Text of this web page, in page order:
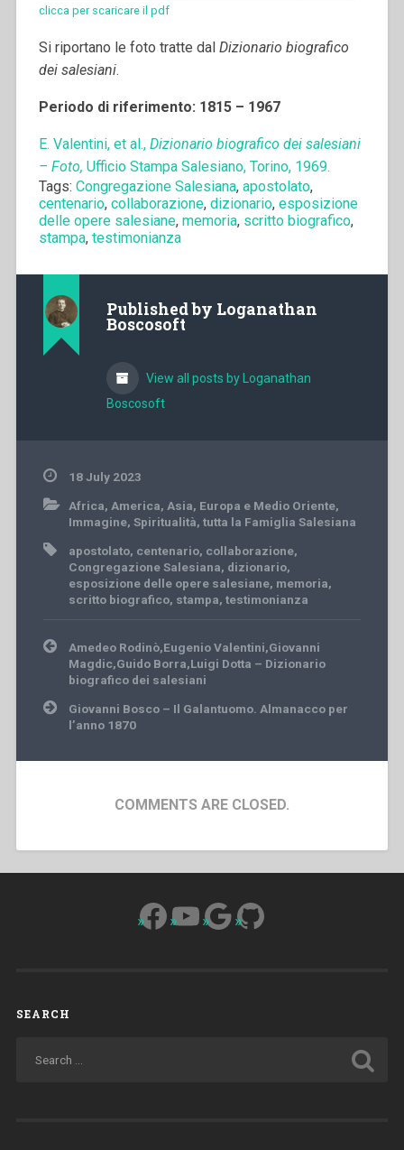
clicca per scaricare il pdf
Si riportano le foto tratte dal Dizionario biografico
dei salesiani.
Periodo di riferimento: 1815 – 1967
E. Valentini, et al., Dizionario biografico dei salesiani
– Foto, Ufficio Stampa Salesiano, Torino, 1969.
Tags: Congregazione Salesiana, apostolato,
centenario, collaborazione, dizionario, esposizione
delle opere salesiane, memoria, scritto biografico,
stampa, testimonianza
Published by Loganathan
Boscosoft
View all posts by Loganathan
Boscosoft
18 July 2023
Africa, America, Asia, Europa e Medio Oriente,
Immagine, Spiritualità, tutta la Famiglia Salesiana
apostolato, centenario, collaborazione,
Congregazione Salesiana, dizionario,
esposizione delle opere salesiane, memoria,
scritto biografico, stampa, testimonianza
Post
navigation
Amedeo Rodinò,Eugenio Valentini,Giovanni
Magdic,Guido Borra,Luigi Dotta – Dizionario
biografico dei salesiani
Giovanni Bosco – Il Galantuomo. Almanacco per
l’anno 1870
COMMENTS ARE CLOSED.
Facebook
YouTube
Google
GitHub
SEARCH